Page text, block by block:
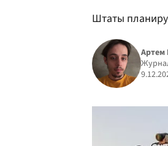
Штаты
Артем